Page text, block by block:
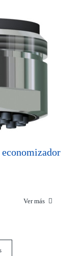
Ver más